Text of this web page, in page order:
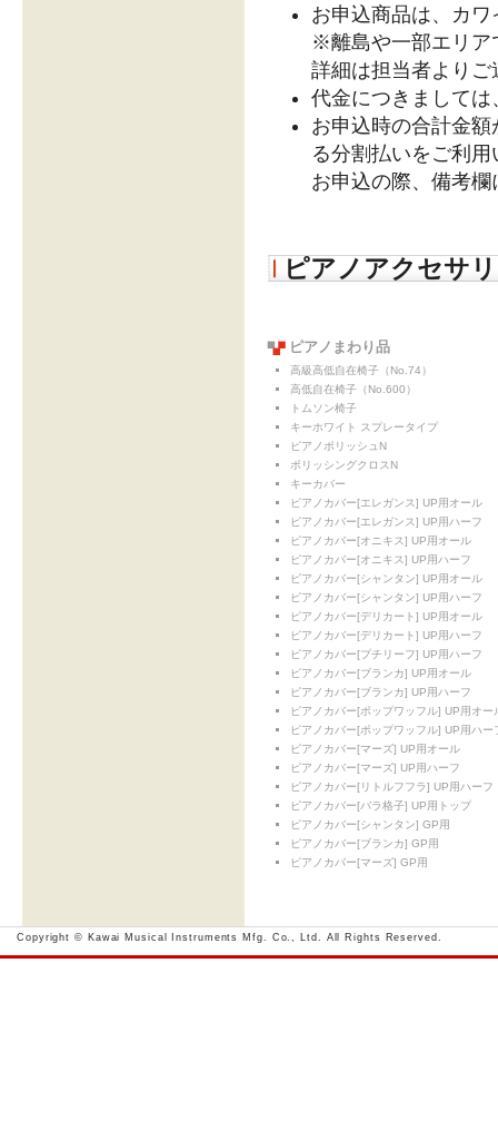
お申込商品は、カ
※離島や一部エリア
詳細は担当者より
代金につきまして
お申込時の合計金
る分割払いをご利
お申込の際、備考
ピアノアクセサ
ピアノまわり品
高級高低自在椅子（No.74）
高低自在椅子（No.600）
トムソン椅子
キーホワイト スプレータイプ
ピアノポリッシュN
ポリッシングクロスN
キーカバー
ピアノカバー[エレガンス] UP用オール
ピアノカバー[エレガンス] UP用ハーフ
ピアノカバー[オニキス] UP用オール
ピアノカバー[オニキス] UP用ハーフ
ピアノカバー[シャンタン] UP用オール
ピアノカバー[シャンタン] UP用ハーフ
ピアノカバー[デリカート] UP用オール
ピアノカバー[デリカート] UP用ハーフ
ピアノカバー[プチリーフ] UP用ハーフ
ピアノカバー[ブランカ] UP用オール
ピアノカバー[ブランカ] UP用ハーフ
ピアノカバー[ポップワッフル] UP用オー
ピアノカバー[ポップワッフル] UP用ハー
ピアノカバー[マーズ] UP用オール
ピアノカバー[マーズ] UP用ハーフ
ピアノカバー[リトルフフラ] UP用ハーフ
ピアノカバー[バラ格子] UP用トップ
ピアノカバー[シャンタン] GP用
ピアノカバー[ブランカ] GP用
ピアノカバー[マーズ] GP用
Copyright © Kawai Musical Instruments Mfg. Co., Ltd. All Rights Reserved.